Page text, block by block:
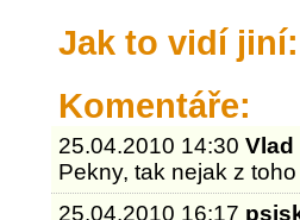
Jak to vidí jiní:
Komentáře:
25.04.2010 14:30Vlad
Pekny, tak nejak z
25.04.2010 16:17